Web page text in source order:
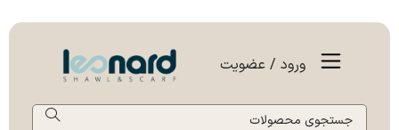
ورود / عضویت